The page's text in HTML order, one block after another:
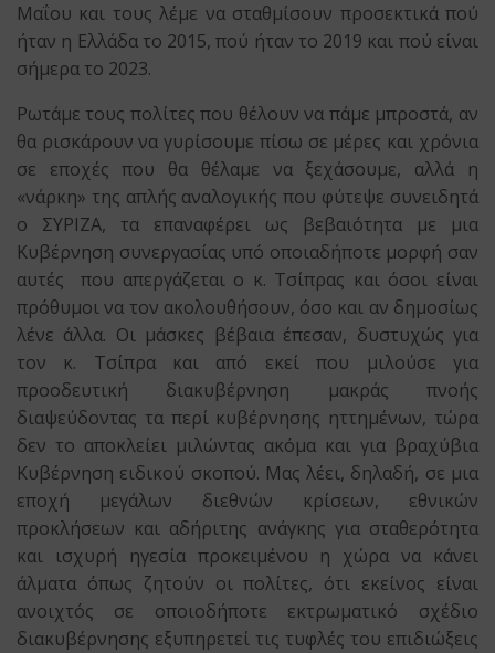
Μαΐου και τους λέμε να σταθμίσουν προσεκτικά πού
ήταν η Ελλάδα το 2015, πού ήταν το 2019 και πού είναι
σήμερα το 2023.
Ρωτάμε τους πολίτες που θέλουν να πάμε μπροστά, αν
θα ρισκάρουν να γυρίσουμε πίσω σε μέρες και χρόνια
σε εποχές που θα θέλαμε να ξεχάσουμε, αλλά η
«νάρκη» της απλής αναλογικής που φύτεψε συνειδητά
ο ΣΥΡΙΖΑ, τα επαναφέρει ως βεβαιότητα με μια
Κυβέρνηση συνεργασίας υπό οποιαδήποτε μορφή σαν
αυτές που απεργάζεται ο κ. Τσίπρας και όσοι είναι
πρόθυμοι να τον ακολουθήσουν, όσο και αν δημοσίως
λένε άλλα. Οι μάσκες βέβαια έπεσαν, δυστυχώς για
τον κ. Τσίπρα και από εκεί που μιλούσε για
προοδευτική διακυβέρνηση μακράς πνοής
διαψεύδοντας τα περί κυβέρνησης ηττημένων, τώρα
δεν το αποκλείει μιλώντας ακόμα και για βραχύβια
Κυβέρνηση ειδικού σκοπού. Μας λέει, δηλαδή, σε μια
εποχή μεγάλων διεθνών κρίσεων, εθνικών
προκλήσεων και αδήριτης ανάγκης για σταθερότητα
και ισχυρή ηγεσία προκειμένου η χώρα να κάνει
άλματα όπως ζητούν οι πολίτες, ότι εκείνος είναι
ανοιχτός σε οποιοδήποτε εκτρωματικό σχέδιο
διακυβέρνησης εξυπηρετεί τις τυφλές του επιδιώξεις